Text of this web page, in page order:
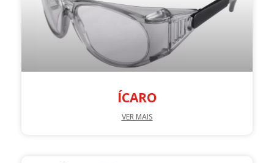
ÍCARO
VER MAIS